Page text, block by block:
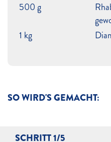
SO WIRD'S GEMACHT:
SCHRITT 1/5
500 g
1 kg